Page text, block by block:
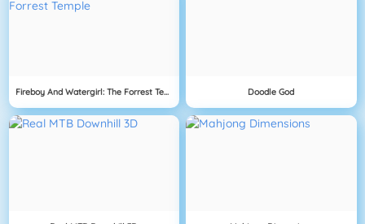
Fireboy And Watergirl: The Forrest Temple Doodle God